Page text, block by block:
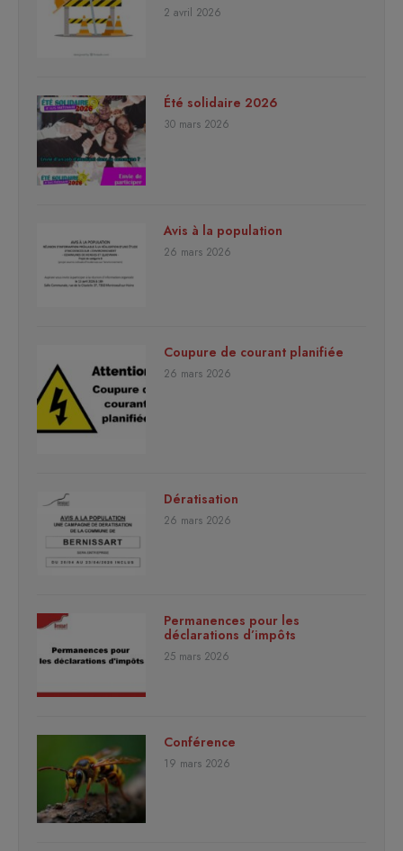
2 avril 2026
Été solidaire 2026
30 mars 2026
Avis à la population
26 mars 2026
Coupure de courant planifiée
26 mars 2026
Dératisation
26 mars 2026
Permanences pour les
déclarations d’impôts
25 mars 2026
Conférence
19 mars 2026